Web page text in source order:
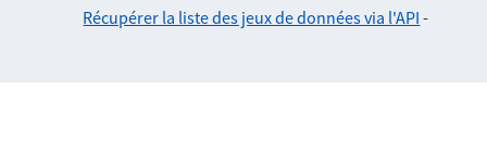
Récupérer la liste des jeux de données via l'API -